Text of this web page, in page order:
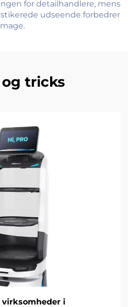
for detailhandlere, mens
udseende forbedrer
og tricks
i